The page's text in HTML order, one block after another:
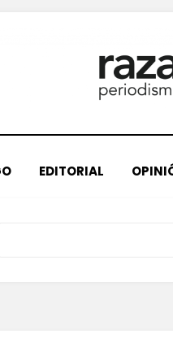
EDITORIAL